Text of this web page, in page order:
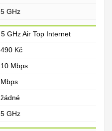
5 GHz
5 GHz Air Top Internet
490 Kč
10 Mbps
Mbps
žádné
5 GHz